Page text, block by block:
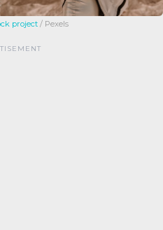
project / Pexels